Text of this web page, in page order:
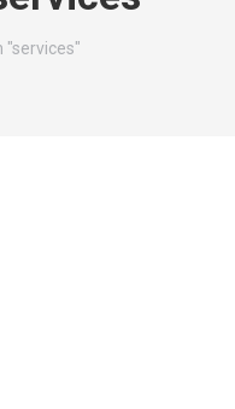
"services"